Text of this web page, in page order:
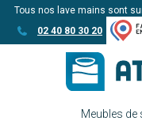
Aller
au
Aller au
contenu
Tous nos lave mains sont
02 40 80 30 20
Meubles de